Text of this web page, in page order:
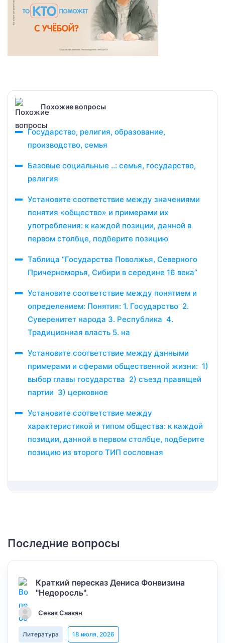
Похожие вопросы
Государство, религия, образование,
производство, семья
Базовые социальные ..: семья, государство,
религия
Установите соответствие между значениями
понятия «общество» и примерами их
употребления: к каждой позиции, данной в
первом столбце, подберите позицию
Таблица “Государства Поволжья, Северного
Причерноморья, Сибири в середине 16 века”
Установите соответствие между понятием и
определением: Понятия: 1. Государство 2.
Суверенитет народа 3. Республика 4.
Традиционная власть 5. на
Установите соответствие между данными
примерами и сферами общественной жизни: 1)
выбор главы государства 2) съезд правящей
партии 3) церковное
Установите соответствие между
характеристикой и типом общества: к каждой
позиции, данной в первом столбце, подберите
позицию из второго ТИП сословная
Последние вопросы
Краткий пересказ Дениса Фонвизина
"Недоросль".
Севак Саакян
Литература 18 июля, 2026